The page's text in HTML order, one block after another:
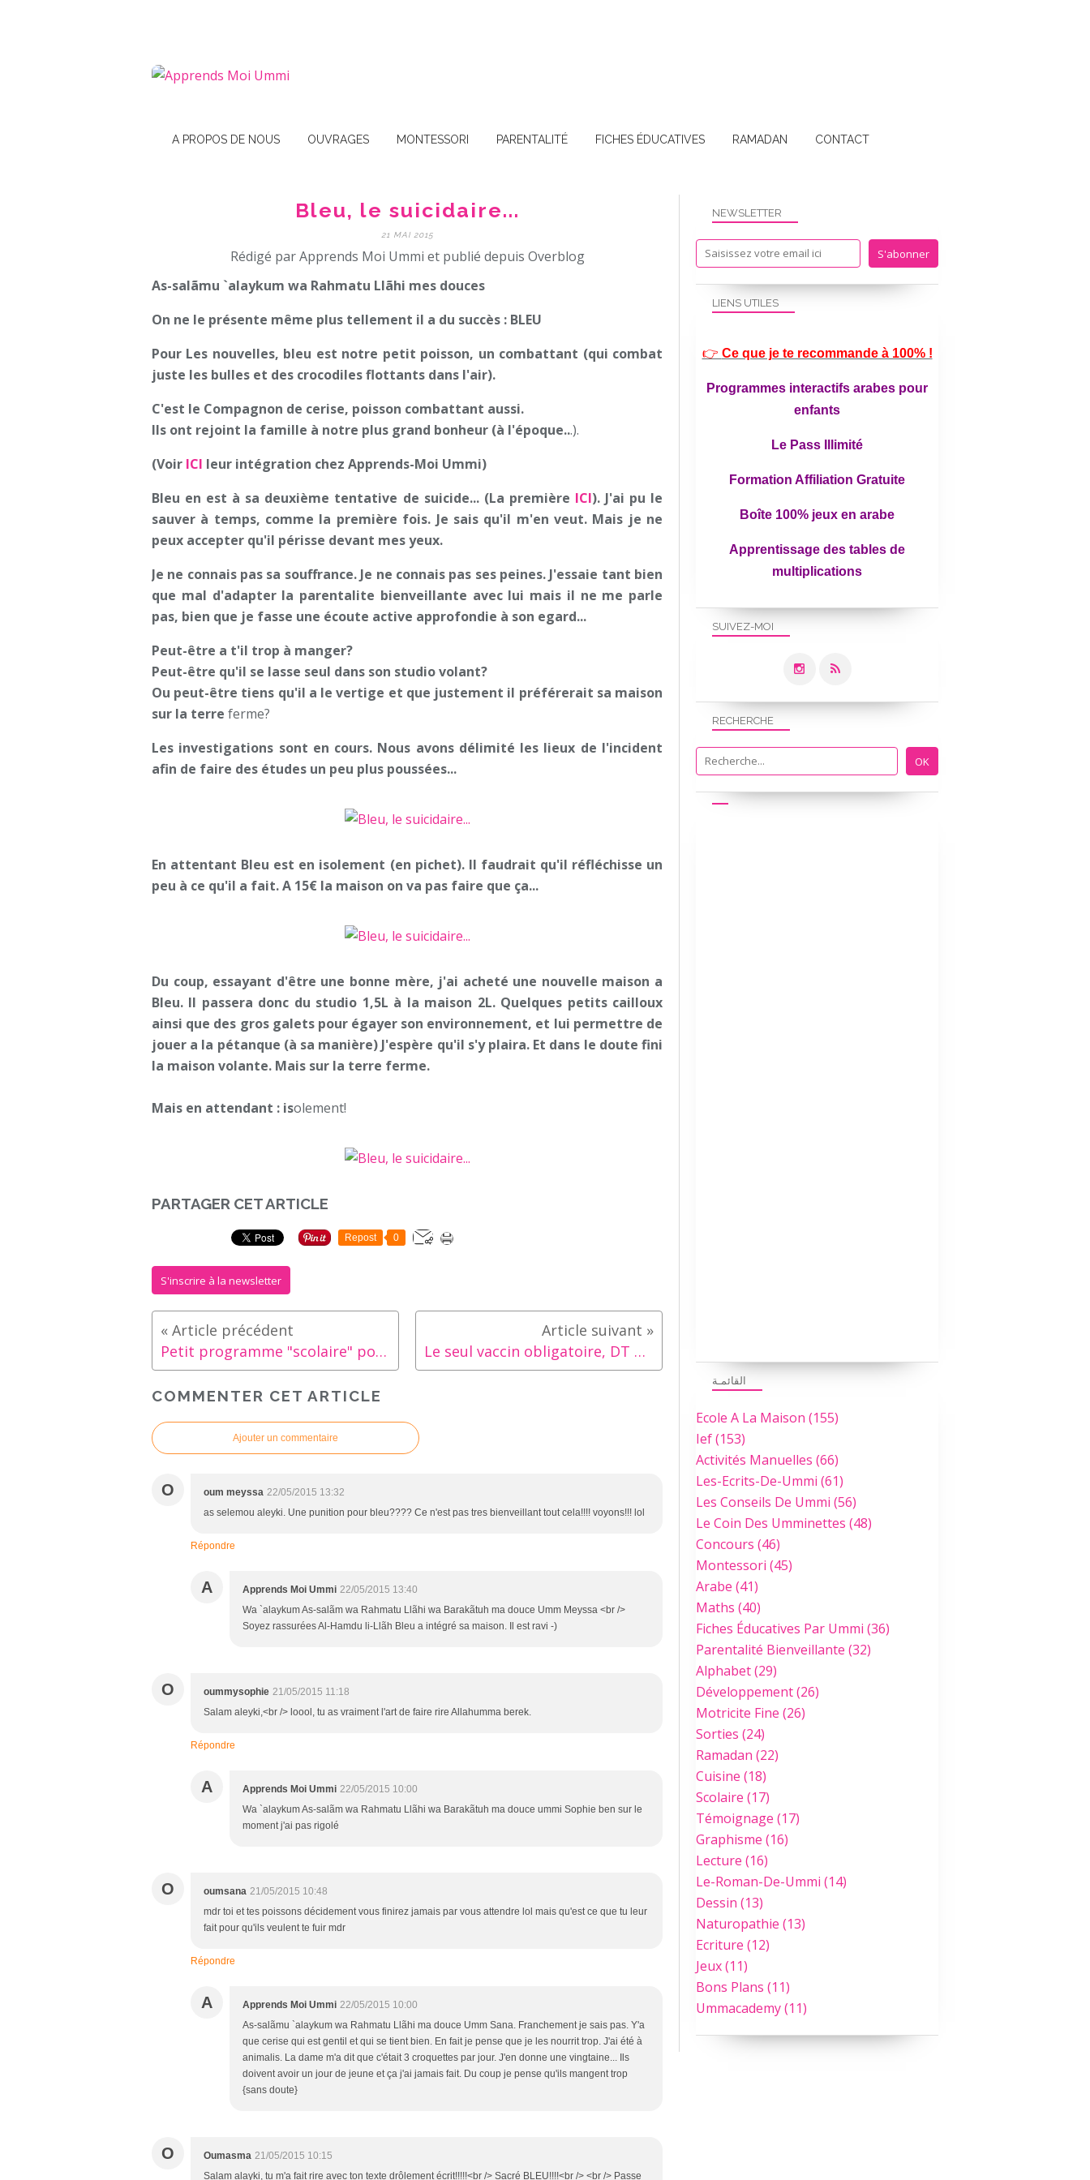
A PROPOS DE NOUS OUVRAGES MONTESSORI PARENTALITÉ FICHES ÉDUCATIVES RAMADAN CONTACT
Bleu, le suicidaire...
21 MAI 2015
Rédigé par Apprends Moi Ummi et publié depuis Overblog
As-salãmu `alaykum wa Rahmatu Llãhi mes douces
On ne le présente même plus tellement il a du succès : BLEU
Pour Les nouvelles, bleu est notre petit poisson, un combattant (qui combat
juste les bulles et des crocodiles flottants dans l'air).
C'est le Compagnon de cerise, poisson combattant aussi.
Ils ont rejoint la famille à notre plus grand bonheur (à l'époque...).
(Voir ICI leur intégration chez Apprends-Moi Ummi)
Bleu en est à sa deuxième tentative de suicide... (La première ICI). J'ai pu le
sauver à temps, comme la première fois. Je sais qu'il m'en veut. Mais je ne
peux accepter qu'il périsse devant mes yeux.
Je ne connais pas sa souffrance. Je ne connais pas ses peines. J'essaie tant bien
que mal d'adapter la parentalite bienveillante avec lui mais il ne me parle
pas, bien que je fasse une écoute active approfondie à son egard...
Peut-être a t'il trop à manger?
Peut-être qu'il se lasse seul dans son studio volant?
Ou peut-être tiens qu'il a le vertige et que justement il préférerait sa maison
sur la terre ferme?
Les investigations sont en cours. Nous avons délimité les lieux de l'incident
afin de faire des études un peu plus poussées...
En attentant Bleu est en isolement (en pichet). Il faudrait qu'il réfléchisse un
peu à ce qu'il a fait. A 15€ la maison on va pas faire que ça...
Du coup, essayant d'être une bonne mère, j'ai acheté une nouvelle maison a
Bleu. Il passera donc du studio 1,5L à la maison 2L. Quelques petits cailloux
ainsi que des gros galets pour égayer son environnement, et lui permettre de
jouer a la pétanque (à sa manière) J'espère qu'il s'y plaira. Et dans le doute fini
la maison volante. Mais sur la terre ferme.
Mais en attendant : isolement!
PARTAGER CET ARTICLE
Repost 0
S'inscrire à la newsletter
Petit programme "scolaire" pour la TPS Le seul vaccin obligatoire, DT Polio : DANGER
COMMENTER CET ARTICLE
Ajouter un commentaire
O oum meyssa 22/05/2015 13:32
as selemou aleyki. Une punition pour bleu???? Ce n'est pas tres bienveillant tout cela!!!! voyons!!! lol
Répondre
A Apprends Moi Ummi 22/05/2015 13:40
Wa `alaykum As-salãm wa Rahmatu Llãhi wa Barakãtuh ma douce Umm Meyssa <br />
Soyez rassurées Al-Hamdu li-Llãh Bleu a intégré sa maison. Il est ravi -)
O oummysophie 21/05/2015 11:18
Salam aleyki,<br /> loool, tu as vraiment l'art de faire rire Allahumma berek.
Répondre
A Apprends Moi Ummi 22/05/2015 10:00
Wa `alaykum As-salãm wa Rahmatu Llãhi wa Barakãtuh ma douce ummi Sophie ben sur le
moment j'ai pas rigolé
O oumsana 21/05/2015 10:48
mdr toi et tes poissons décidement vous finirez jamais par vous attendre lol mais qu'est ce que tu leur
fait pour qu'ils veulent te fuir mdr
Répondre
A Apprends Moi Ummi 22/05/2015 10:00
As-salãmu `alaykum wa Rahmatu Llãhi ma douce Umm Sana. Franchement je sais pas. Y'a
que cerise qui est gentil et qui se tient bien. En fait je pense que je les nourrit trop. J'ai été à
animalis. La dame m'a dit que c'était 3 croquettes par jour. J'en donne une vingtaine... Ils
doivent avoir un jour de jeune et ça j'ai jamais fait. Du coup je pense qu'ils mangent trop
{sans doute}
O Oumasma 21/05/2015 10:15
Salam alayki, tu m'a fait rire avec ton texte drôlement écrit!!!!!<br /> Sacré BLEU!!!!<br /> <br /> Passe
NEWSLETTER
SUIVEZ-MOI
RECHERCHE
القائمـة
Ecole A La Maison (155)
Ief(153)
Activités Manuelles (66)
Les-Ecrits-De-Ummi (61)
Les Conseils De Ummi (56)
Le Coin Des Umminettes (48)
Concours (46)
Montessori (45)
Arabe (41)
Maths (40)
Fiches Éducatives Par Ummi (36)
Parentalité Bienveillante (32)
Alphabet(29)
Développement(26)
Motricite Fine (26)
Sorties (24)
Ramadan (22)
Cuisine (18)
Scolaire (17)
Témoignage (17)
Graphisme (16)
Lecture (16)
Le-Roman-De-Ummi (14)
Dessin (13)
Naturopathie (13)
Ecriture (12)
Jeux(11)
Bons Plans (11)
Ummacademy(11)
LIENS UTILES
👉 Ce que je te recommande à 100% !
Programmes interactifs arabes pour
enfants
Le Pass Illimité
Formation Affiliation Gratuite
Boîte 100% jeux en arabe
Apprentissage des tables de
multiplications